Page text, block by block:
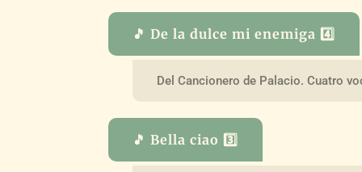
🎵 De la dulce mi enemiga 4️⃣
Del Cancionero de Palacio. Cuatro
🎵 Bella ciao 3️⃣